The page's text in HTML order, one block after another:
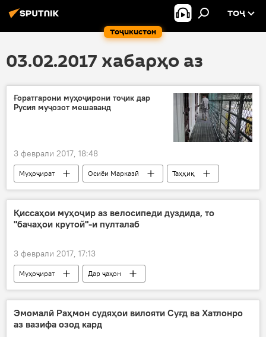
Тоҷикистон
ТОҶ
03.02.2017 хабарҳо аз
Ғоратгарони муҳоҷирони тоҷик дар
Русия муҷозот мешаванд
3 феврали 2017, 18:48
Муҳоҷират Осиёи Марказӣ
Таҳқиқ
Ҳамаи хабарҳо
Омск
додгоҳи вилояти Омск
муҷозот
Дар Русия
Қиссаҳои муҳоҷир аз велосипеди дуздида, то
"бачаҳои крутой"-и пулталаб
3 феврали 2017, 17:13
Муҳоҷират
Дар ҷаҳон
Ҳамаи хабарҳо
Осетини Ҷанубӣ
таъмир
муҳоҷир
сохтмон
Эмомалӣ Раҳмон судяҳои вилояти Суғд ва Хатлонро
аз вазифа озод кард